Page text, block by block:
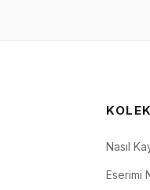
Nasıl
Eserimi